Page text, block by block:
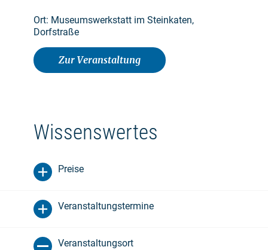
Ort: Museumswerkstatt im Steinkaten,
Dorfstraße
Zur Veranstaltung
Wissenswertes
Preise
Veranstaltungstermine
Veranstaltungsort